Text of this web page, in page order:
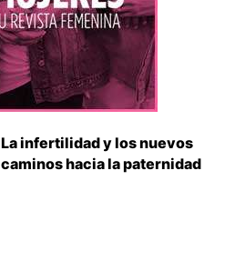
La infertilidad y los nuevos
caminos hacia la paternidad